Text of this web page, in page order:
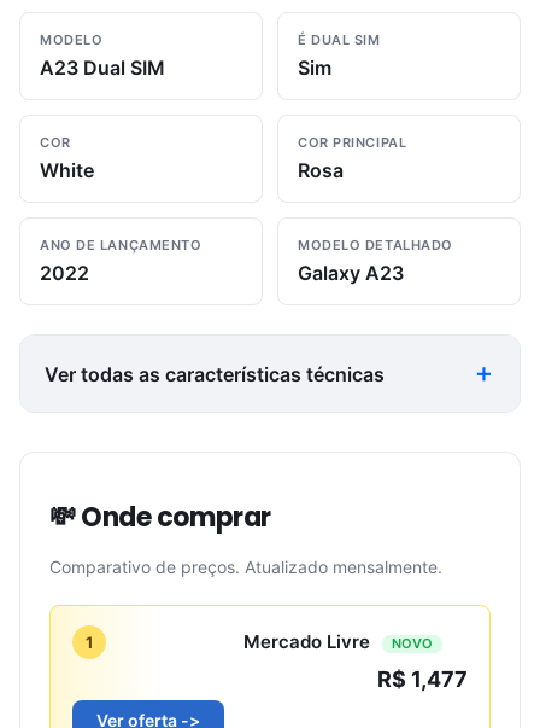
MODELO
A23 Dual SIM
É DUAL SIM
Sim
COR
White
COR PRINCIPAL
Rosa
ANO DE LANÇAMENTO
2022
MODELO DETALHADO
Galaxy A23
Ver todas as características técnicas
💸 Onde comprar
Comparativo de preços. Atualizado mensalmente.
1 Mercado Livre NOVO
R$ 1,477
Ver oferta ->